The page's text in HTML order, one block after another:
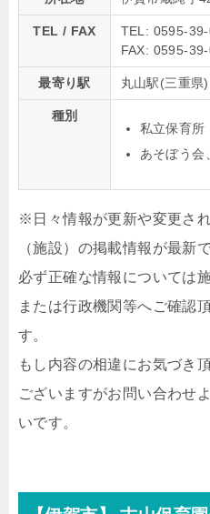
TEL / FAX
TEL: 0595-
FAX: 0595-
最寄り駅 丸山駅(三重県
種別
私立保育所
あそぼう会
※日々情報が更新や変更さ
（施設）の掲載情報が最新
必ず正確な情報については
または行政機関等へご確認
す。
もし内容の相違にお気づき
ございますがお問い合わせ
いです。